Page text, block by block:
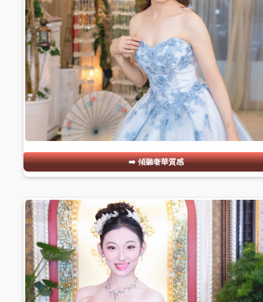
傾聽奢華質感
#10